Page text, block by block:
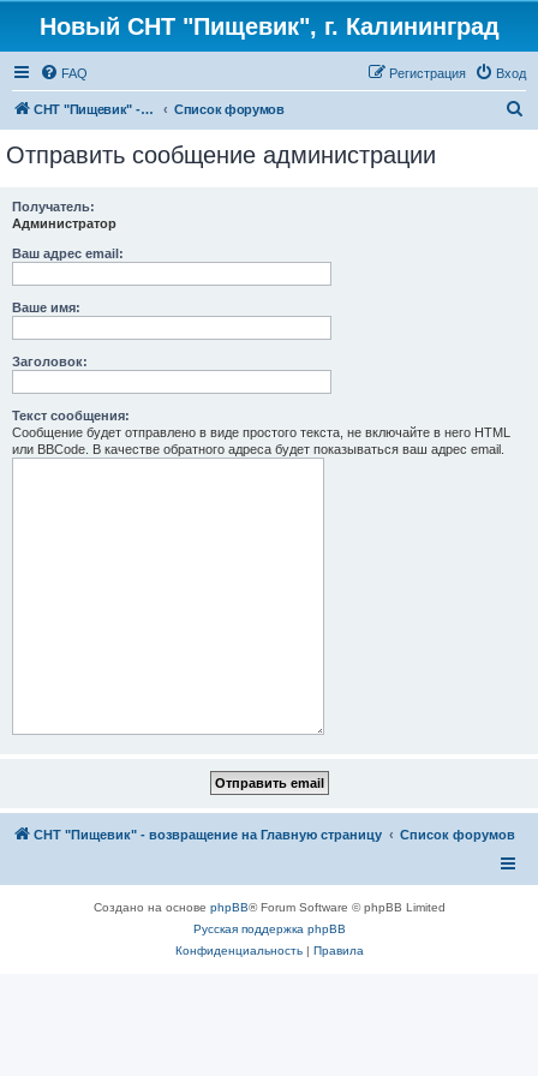
Новый СНТ "Пищевик", г. Калининград
FAQ Вход
Регистрация
СНТ "Пищевик" - возвращение на Главную страницу Список форумов
Отправить сообщение администрации
Получатель:
Администратор
Ваш адрес email:
Ваше имя:
Заголовок:
Текст сообщения:
Сообщение будет отправлено в виде простого текста, не включайте в него HTML
или BBCode. В качестве обратного адреса будет показываться ваш адрес email.
СНТ "Пищевик" - возвращение на Главную страницу Список форумов
Создано на основе phpBB® Forum Software © phpBB Limited
Русская поддержка phpBB
Конфиденциальность| Правила